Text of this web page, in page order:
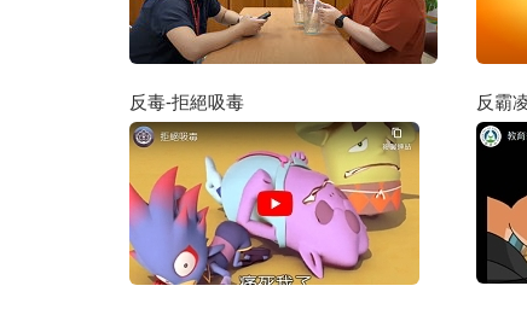
反毒-拒絕吸毒 反霸